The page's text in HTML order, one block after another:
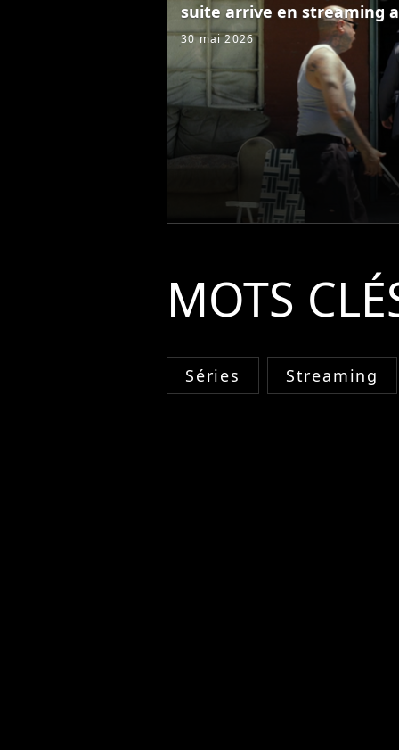
suite arrive en streaming
30 mai 2026
MOTS
Séries Streaming